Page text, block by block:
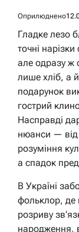
Оприлюднено
Гладке лезо
точні
але одразу ж
лише хліб, а
подарунок
гострий
Насправді
нюанси — від
розуміння
а спадок
В Україні
фольклор, де
розриву
народження,